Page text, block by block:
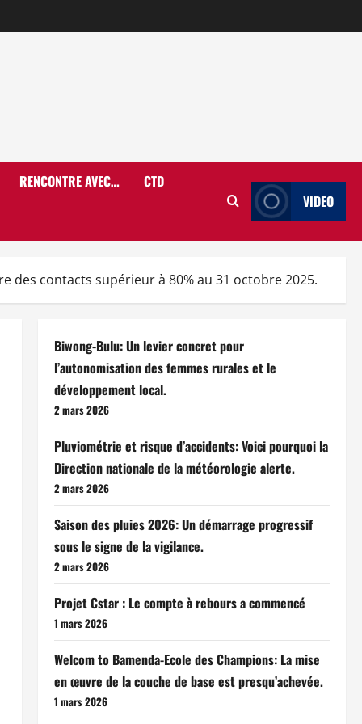
RENCONTRE AVEC…
CTD
VIDEO
contacts supérieur à 80% au 31 octobre 2025.
Biwong-Bulu: Un levier concret pour
l’autonomisation des femmes rurales et le
développement local.
2 mars 2026
Pluviométrie et risque d’accidents: Voici pourquoi la
Direction nationale de la météorologie alerte.
2 mars 2026
Saison des pluies 2026: Un démarrage progressif
sous le signe de la vigilance.
2 mars 2026
Projet Cstar : Le compte à rebours a commencé
1 mars 2026
Welcom to Bamenda-Ecole des Champions: La mise
en œuvre de la couche de base est presqu’achevée.
1 mars 2026